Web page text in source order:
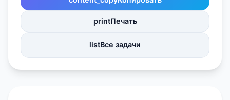
printПечать
listВсе задачи